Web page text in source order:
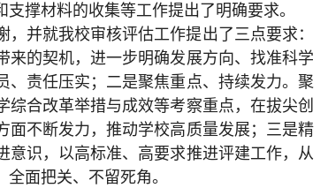
撑材料的收集等工作提出了明确要求。
并就我校审核评估工作提出了三点要求：
的契机，进一步明确发展方向、找准科学
、责任压实；二是聚焦重点、持续发力。聚
合改革举措与成效等考察重点，在拔尖创
面不断发力，推动学校高质量发展；三是精
意识，以高标准、高要求推进评建工作，从
面把关、不留死角。